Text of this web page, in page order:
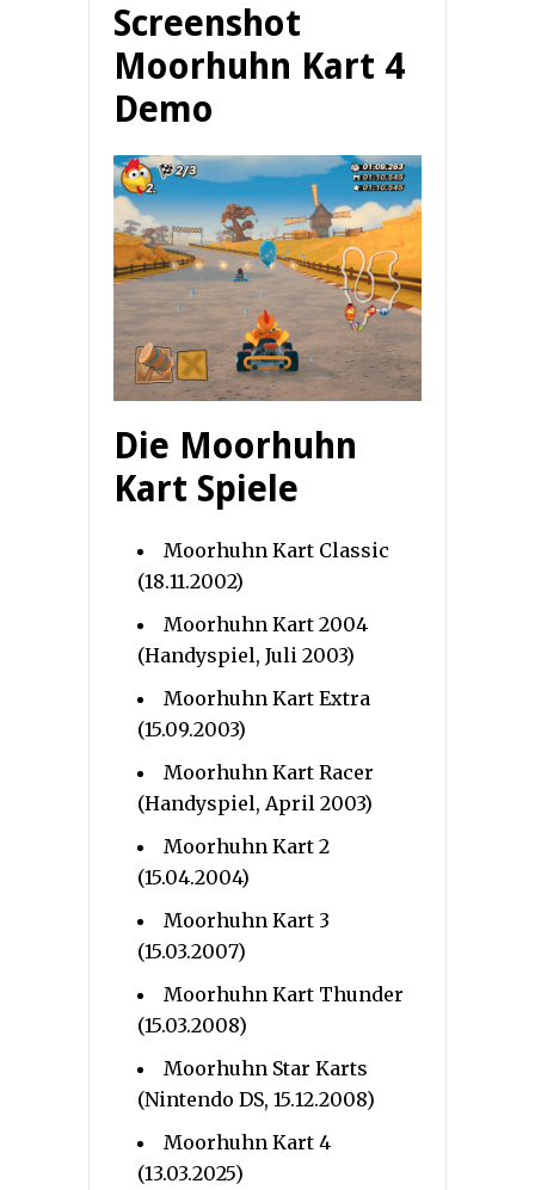
Screenshot
Moorhuhn Kart 4
Demo
Die Moorhuhn
Kart Spiele
Moorhuhn Kart Classic
(18.11.2002)
Moorhuhn Kart 2004
(Handyspiel, Juli 2003)
Moorhuhn Kart Extra
(15.09.2003)
Moorhuhn Kart Racer
(Handyspiel, April 2003)
Moorhuhn Kart 2
(15.04.2004)
Moorhuhn Kart 3
(15.03.2007)
Moorhuhn Kart Thunder
(15.03.2008)
Moorhuhn Star Karts
(Nintendo DS, 15.12.2008)
Moorhuhn Kart 4
(13.03.2025)